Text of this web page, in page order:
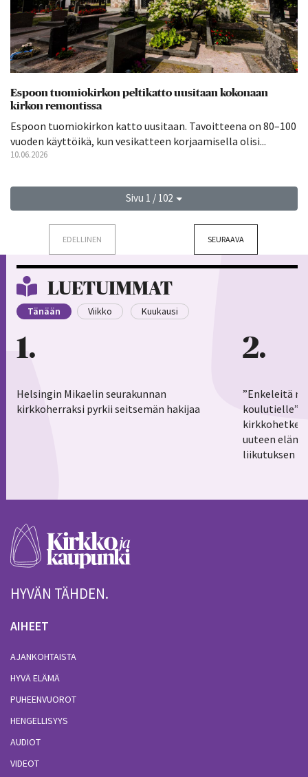
Espoon tuomiokirkon peltikatto uusitaan kokonaan
kirkon remontissa
Espoon tuomiokirkon katto uusitaan. Tavoitteena on 80–100
vuoden käyttöikä, kun vesikatteen korjaamisella olisi...
10.06.2026
Sivu 1 / 102
EDELLINEN SEURAAVA
LUETUIMMAT
Tänään Viikko Kuukausi
1
Helsingin Mikaelin seurakunnan
kirkkoherraksi pyrkii seitsemän hakijaa
2
”Enkeleitä
koulutielle”–
uuteen
liikutuksen
HYVÄN TÄHDEN.
AIHEET
AJANKOHTAISTA
HYVÄ ELÄMÄ
PUHEENVUOROT
HENGELLISYYS
AUDIOT
VIDEOT